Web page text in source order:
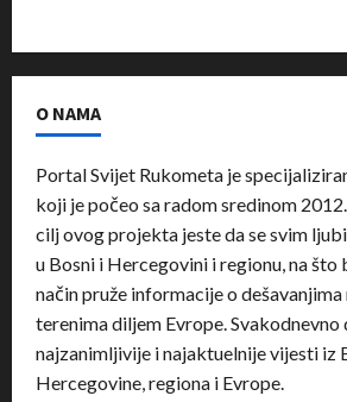
O NAMA
Portal Svijet Rukometa je
koji je počeo sa radom sredinom
cilj ovog projekta jeste da se svim
u Bosni i Hercegovini i regionu, na
način pruže informacije o
terenima diljem Evrope. Svakodnevno
najzanimljivije i najaktuelnije vijesti iz
Hercegovine, regiona i Evrope.